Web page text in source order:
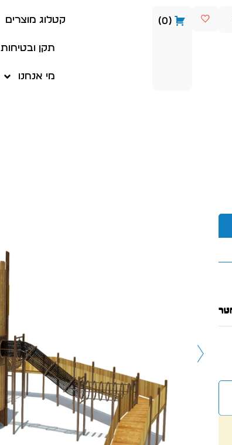
0 קטלוג מוצרים
תקן ובטיחות
מי אנחנו